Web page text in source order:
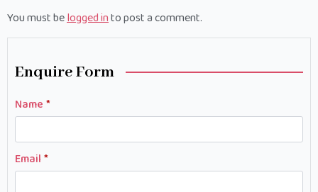
You must belogged into post a comment.
Enquire Form
Name *
Email *